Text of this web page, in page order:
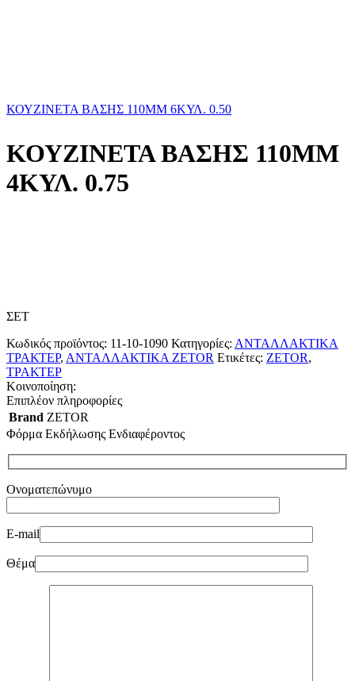
ΚΟΥΖΙΝΕΤΑ ΒΑΣΗΣ 110ΜΜ 6ΚΥΛ. 0.50
ΚΟΥΖΙΝΕΤΑ ΒΑΣΗΣ 110ΜΜ
4ΚΥΛ. 0.75
ΣΕΤ
Κωδικός προϊόντος: 11-10-1090 Κατηγορίες: ΑΝΤΑΛΛΑΚΤΙΚΑ
ΤΡΑΚΤΕΡ, ΑΝΤΑΛΛΑΚΤΙΚΑ ZETOR Ετικέτες: ZETOR,
ΤΡΑΚΤΕΡ
Κοινοποίηση:
Επιπλέον πληροφορίες
Brand ZETOR
Φόρμα Εκδήλωσης Ενδιαφέροντος
Ονοματεπώνυμο
E-mail
Θέμα